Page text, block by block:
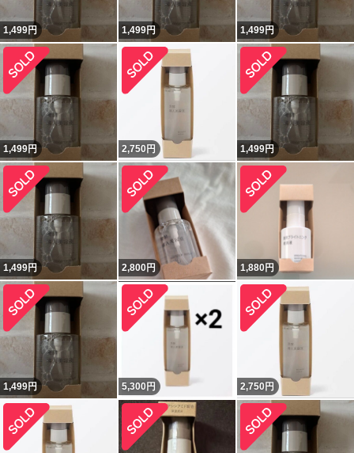
1,499円 1,499円 1,499円
1,499円 2,750 円 1,499円
1,499円 2,800円 1,880円
1,499円 5,300 円 2,750 円